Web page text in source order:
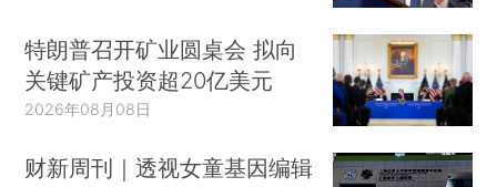
特朗普召开矿业圆桌会 拟向
关键矿产投资超20亿美元
2026年08月08日
财新周刊｜透视女童基因编辑